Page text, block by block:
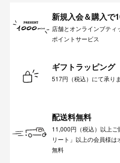
新規入会＆購入で
店舗とオンラインブティ
ポイントサービス
ギフトラッピング
517円（税込）にて承り
配送料無料
11,000円（税込）以上
リート」以上の会員様
無料